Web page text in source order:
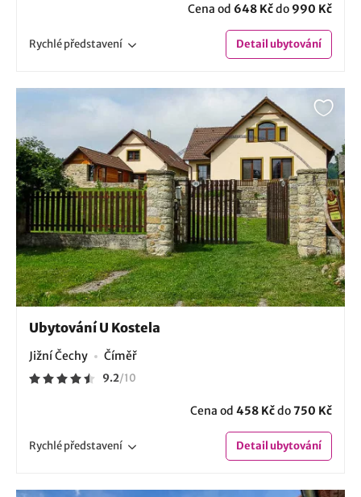
Cena od 648 Kčdo 990 Kč
Rychlépředstavení Detailubytování
Ubytování U Kostela
Jižní Čechy Číměř
9.2/10
Cena od 458 Kčdo750 Kč
Rychlépředstavení Detailubytování